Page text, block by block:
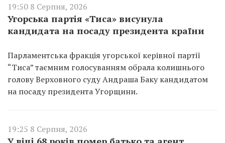
19:50 8 Серпня, 2026
Угорська партія «Тиса» висунула
кандидата на посаду президента країни
Парламентська фракція угорської керівної партії
“Тиса” таємним голосуванням обрала колишнього
голову Верховного суду Андраша Баку кандидатом
на посаду президента Угорщини.
19:25 8 Серпня, 2026